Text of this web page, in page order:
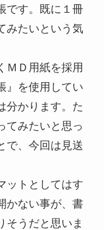
です。既に１冊
みたいという気
ＭＤ用紙を採用
』を使用してい
分かります。た
てみたいと思っ
で、今回は見送
ットとしてはす
かない事が、書
そうだと思いま